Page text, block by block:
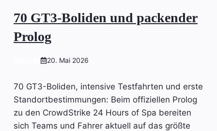
70 GT3-Boliden und packender
Prolog
20. Mai 2026
70 GT3-Boliden, intensive Testfahrten und erste
Standortbestimmungen: Beim offiziellen Prolog
zu den CrowdStrike 24 Hours of Spa bereiten
sich Teams und Fahrer aktuell auf das größte